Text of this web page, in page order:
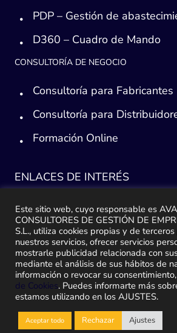
PDP – Gestión de
D360 – Cuadro de Mando
CONSULTORÍA DE NEGOCIO
Consultoría para Fabricantes
Consultoría para
Formación Online
ENLACES DE INTERÉS
Consultoría ERP Sage
Implantación ERP
Plan de ayuda Sage
Migración y traspaso de
Medidas Ley Antifraude
Este sitio web, cuyo responsable es
CONSULTORES DE GESTIÓN DE
S.L., utiliza cookies propias y de
nuestros servicios, ofrecer servicios
mostrarle publicidad relacionada con
mediante el análisis de sus hábitos de
información o revocar su
de Cookies. Puedes informarte más
estamos utilizando en los AJUSTES.
Aceptar todo Rechazar Ajustes